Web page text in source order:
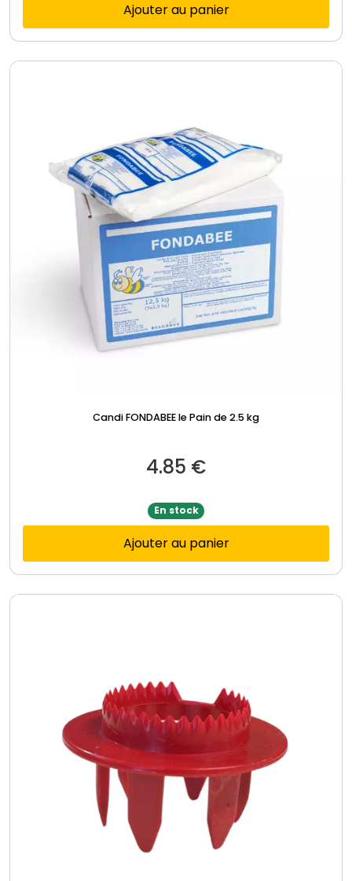
Ajouter au panier
Candi FONDABEE le Pain de 2.5 kg
4.85 €
En stock
Ajouter au panier